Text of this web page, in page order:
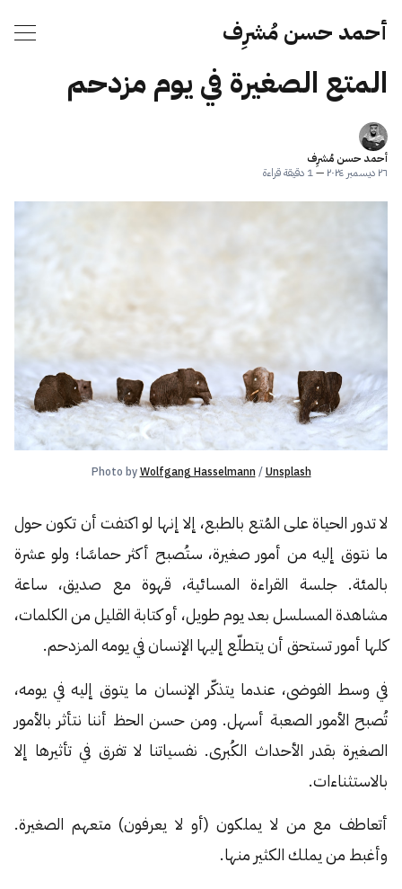
أحمد حسن مُشرِف
المتع الصغيرة في يوم مزدحم
أحمد حسن مُشرِف
٢٦ ديسمبر ٢٠٢٤
—1 دقيقة قراءة
Photo by Wolfgang Hasselmann / Unsplash
لا تدور الحياة على المُتع بالطبع، إلا إنها لو اكتفت أن تكون حول
ما نتوق إليه من أمور صغيرة، ستُصبح أكثر حماسًا؛ ولو عشرة
بالمئة. جلسة القراءة المسائية، قهوة مع صديق، ساعة
مشاهدة المسلسل بعد يوم طويل، أو كتابة القليل من الكلمات،
كلها أمور تستحق أن يتطلّع إليها الإنسان في يومه المزدحم.
في وسط الفوضى، عندما يتذكّر الإنسان ما يتوق إليه في يومه،
تُصبح الأمور الصعبة أسهل. ومن حسن الحظ أننا نتأثر بالأمور
الصغيرة بقدر الأحداث الكُبرى. نفسياتنا لا تفرق في تأثيرها إلا
بالاستثناءات.
أتعاطف مع من لا يملكون (أو لا يعرفون) متعهم الصغيرة.
وأغبط من يملك الكثير منها.